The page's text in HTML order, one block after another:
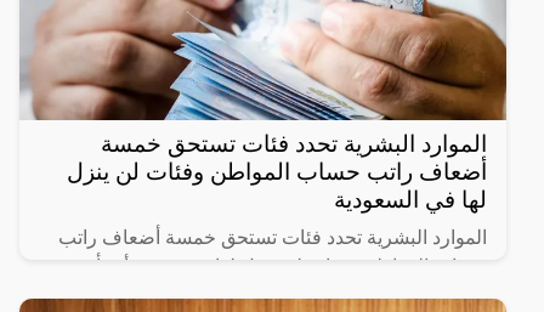
الموارد البشرية تحدد فئات تستحق خمسة
أضعاف راتب حساب المواطن وفئات لن ينزل
لها في السعودية
الموارد البشرية تحدد فئات تستحق خمسة أضعاف راتب
حساب المواطن وفئات لن ينزل لها دعم حيث أنشأت
الحكومة السعودية برنامج حساب المواطن لحماية الأسر